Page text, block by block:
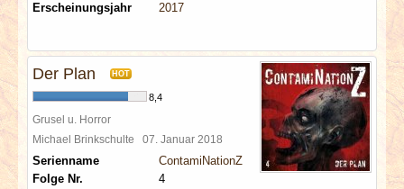
Erscheinungsjahr
2017
Der Plan HOT
8,4
Grusel u. Horror
Michael Brinkschulte 07. Januar 2018
Serienname
ContamiNationZ
Folge Nr.
4